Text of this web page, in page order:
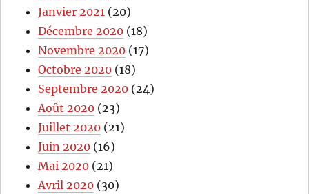
Janvier 2021 (20)
Décembre 2020 (18)
Novembre 2020 (17)
Octobre 2020 (18)
Septembre 2020 (24)
Août 2020 (23)
Juillet 2020 (21)
Juin 2020 (16)
Mai 2020 (21)
Avril 2020 (30)